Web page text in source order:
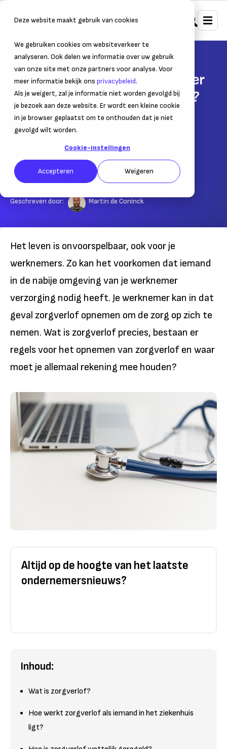
Deze website maakt gebruik van cookies
We gebruiken cookies om websiteverkeer te
analyseren. Ook delen we informatie over uw gebruik
van onze site met onze partners voor analyse. Voor
meer informatie bekijk ons privacybeleid.
Als je weigert, zal je informatie niet worden gevolgd bij
je bezoek aan deze website. Er wordt een kleine cookie
in je browser geplaatst om te onthouden dat je niet
gevolgd wilt worden.
Cookie-instellingen
Accepteren Weigeren
Home Personeel Verlof
Zorgverlof: wat is het en wanneer
heeft je werknemer er recht op?
Alles over de regels en voorwaarden rondom
zorgverlof
02 mei 2023– Leestijd:4min.
Laatst bijgewerkt:
05 september 2025
Geschreven door: Martin de Coninck
Het leven is onvoorspelbaar, ook voor je
werknemers. Zo kan het voorkomen dat iemand
in de nabije omgeving van je werknemer
verzorging nodig heeft. Je werknemer kan in dat
geval zorgverlof opnemen om de zorg op zich te
nemen. Wat is zorgverlof precies, bestaan er
regels voor het opnemen van zorgverlof en waar
moet je allemaal rekening mee houden?
Altijd op de hoogte van het laatste
ondernemersnieuws?
Inhoud:
Wat is zorgverlof?
Hoe werkt zorgverlof als iemand in het ziekenhuis
ligt?